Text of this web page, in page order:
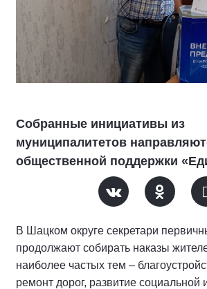
Собранные инициативы из
муниципалитетов
общественной поддержки
В Шацком округе секретари
продолжают собирать наказы
наиболее частых тем –
ремонт дорог, развитие социальной